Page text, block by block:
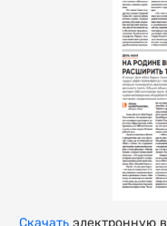
Скачатьэлектронную